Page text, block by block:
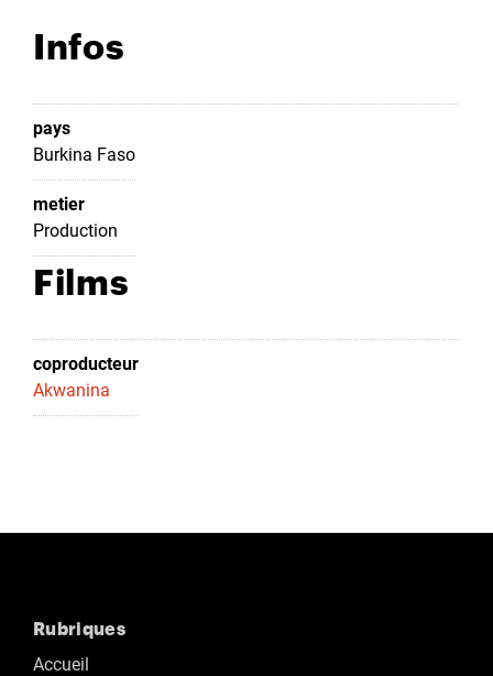
Infos
pays
Burkina Faso
metier
Production
Films
coproducteur
Akwanina
Rubriques
Accueil